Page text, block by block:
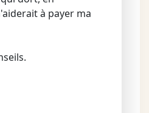
à payer ma